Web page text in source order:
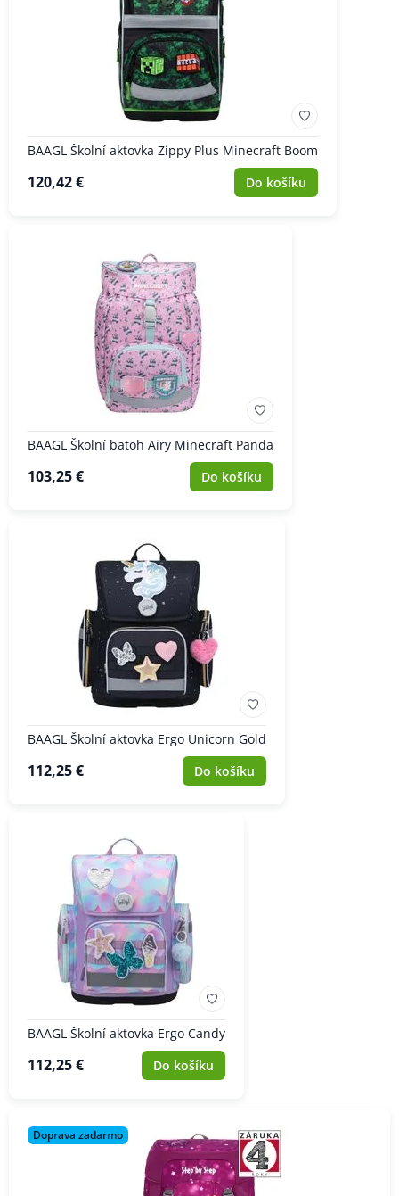
BAAGL Školní aktovka Zippy Plus Minecraft Boom
120,42 € Do košíku
BAAGL Školní batoh Airy Minecraft Panda
103,25 € Do košíku
BAAGL Školní aktovka Ergo Unicorn Gold
112,25 € Do košíku
BAAGL Školní aktovka Ergo Candy
112,25 € Do košíku
Doprava zadarmo